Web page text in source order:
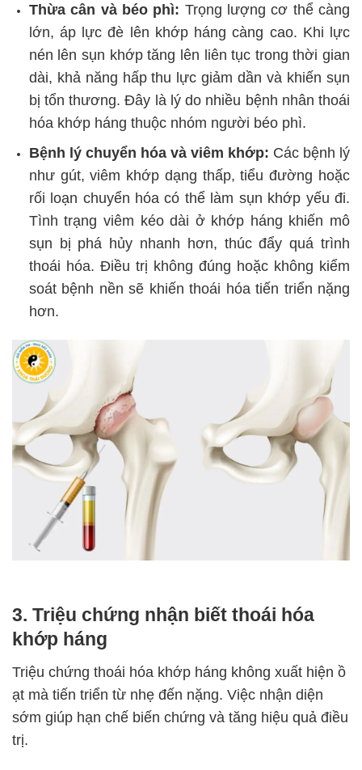
Thừa cân và béo phì: Trọng lượng cơ thể càng
lớn, áp lực đè lên khớp háng càng cao. Khi lực
nén lên sụn khớp tăng lên liên tục trong thời gian
dài, khả năng hấp thu lực giảm dần và khiến sụn
bị tổn thương. Đây là lý do nhiều bệnh nhân thoái
hóa khớp háng thuộc nhóm người béo phì.
Bệnh lý chuyển hóa và viêm khớp: Các bệnh lý
như gút, viêm khớp dạng thấp, tiểu đường hoặc
rối loạn chuyển hóa có thể làm sụn khớp yếu đi.
Tình trạng viêm kéo dài ở khớp háng khiến mô
sụn bị phá hủy nhanh hơn, thúc đẩy quá trình
thoái hóa. Điều trị không đúng hoặc không kiểm
soát bệnh nền sẽ khiến thoái hóa tiến triển nặng
hơn.
3. Triệu chứng nhận biết thoái hóa
khớp háng
Triệu chứng thoái hóa khớp háng không xuất hiện ồ
ạt mà tiến triển từ nhẹ đến nặng. Việc nhận diện
sớm giúp hạn chế biến chứng và tăng hiệu quả điều
trị.